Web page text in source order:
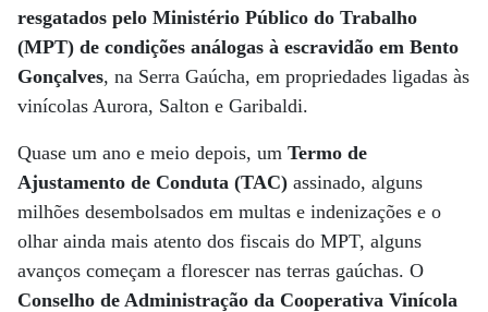
resgatados pelo Ministério Público do Trabalho
(MPT) de condições análogas à escravidão em Bento
Gonçalves, na Serra Gaúcha, em propriedades ligadas às
vinícolas Aurora, Salton e Garibaldi.
Quase um ano e meio depois, um Termo de
Ajustamento de Conduta (TAC) assinado, alguns
milhões desembolsados em multas e indenizações e o
olhar ainda mais atento dos fiscais do MPT, alguns
avanços começam a florescer nas terras gaúchas. O
Conselho de Administração da Cooperativa Vinícola